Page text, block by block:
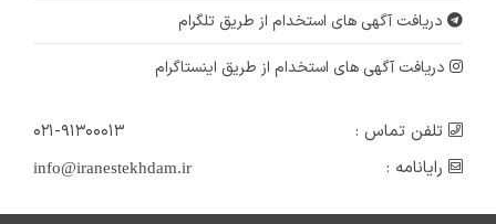
دریافت آگهی های استخدام از طریق تلگرام
دریافت آگهی های استخدام از طریق اینستاگرام
تلفن تماس :
۰۲۱-۹۱۳۰۰۰۱۳
رایانامه :
info@iranestekhdam.ir